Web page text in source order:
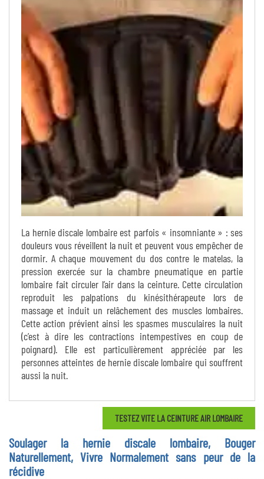
La hernie discale lombaire est parfois « insomniante » : ses
douleurs vous réveillent la nuit et peuvent vous empêcher de
dormir. A chaque mouvement du dos contre le matelas, la
pression exercée sur la chambre pneumatique en partie
lombaire fait circuler l’air dans la ceinture. Cette circulation
reproduit les palpations du kinésithérapeute lors de
massage et induit un relâchement des muscles lombaires.
Cette action prévient ainsi les spasmes musculaires la nuit
(c’est à dire les contractions intempestives en coup de
poignard). Elle est particulièrement appréciée par les
personnes atteintes de hernie discale lombaire qui souffrent
aussi la nuit.
TESTEZ VITE LA CEINTURE AIR LOMBAIRE
Soulager la hernie discale lombaire, Bouger
Naturellement, Vivre Normalement sans peur de la
récidive